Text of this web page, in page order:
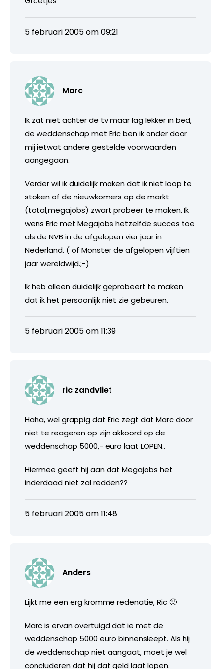
5 februari 2005 om 09:21
Marc
Ik zat niet achter de tv maar lag lekker in bed,
de weddenschap met Eric ben ik onder door
mij ietwat andere gestelde voorwaarden
aangegaan.
Verder wil ik duidelijk maken dat ik niet loop te
stoken of de nieuwkomers op de markt
(total,megajobs) zwart probeer te maken. Ik
wens Eric met Megajobs hetzelfde succes toe
als de NVB in de afgelopen vier jaar in
Nederland. ( of Monster de afgelopen vijftien
jaar wereldwijd.;-)
Ik heb alleen duidelijk geprobeert te maken
dat ik het persoonlijk niet zie gebeuren.
5 februari 2005 om 11:39
ric zandvliet
Haha, wel grappig dat Eric zegt dat Marc door
niet te reageren op zijn akkoord op de
weddenschap 5000,- euro laat LOPEN..
Hiermee geeft hij aan dat Megajobs het
inderdaad niet zal redden??
5 februari 2005 om 11:48
Anders
Lijkt me een erg kromme redenatie, Ric 🙂
Marc is ervan overtuigd dat ie met de
weddenschap 5000 euro binnensleept. Als hij
de weddenschap niet aangaat, moet je wel
concluderen dat hij dat geld laat lopen.